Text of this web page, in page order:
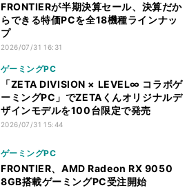
FRONTIERが半期決算セール、決算だか
らできる特価PCを全18機種ラインナッ
プ
2026/07/31 16:31
ゲーミングPC
「ZETA DIVISION × LEVEL∞ コラボゲ
ーミングPC」でZETAくんオリジナルデ
ザインモデルを100台限定で発売
2026/07/31 15:44
ゲーミングPC
FRONTIER、AMD Radeon RX 9050
8GB搭載ゲーミングPC受注開始